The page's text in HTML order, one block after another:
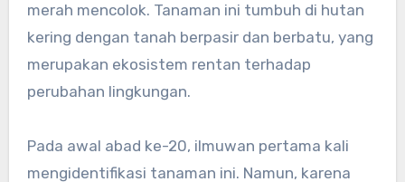
merah mencolok. Tanaman ini tumbuh di hutan
kering dengan tanah berpasir dan berbatu, yang
merupakan ekosistem rentan terhadap
perubahan lingkungan.
Pada awal abad ke-20, ilmuwan pertama kali
mengidentifikasi tanaman ini. Namun, karena